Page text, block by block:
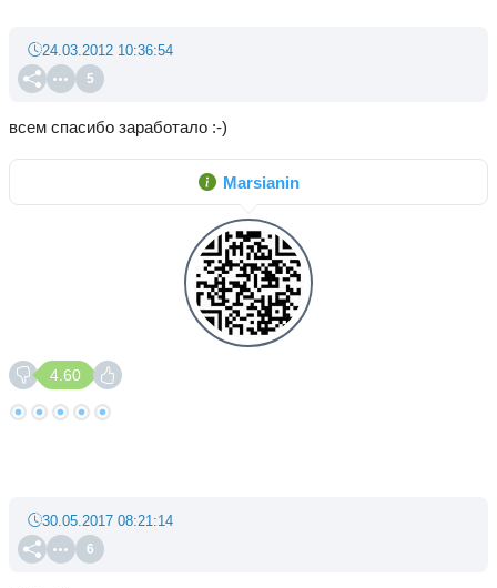
5
24.03.2012 10:36:54
всем спасибо заработало :-)
Marsianin
4.60
6
30.05.2017 08:21:14